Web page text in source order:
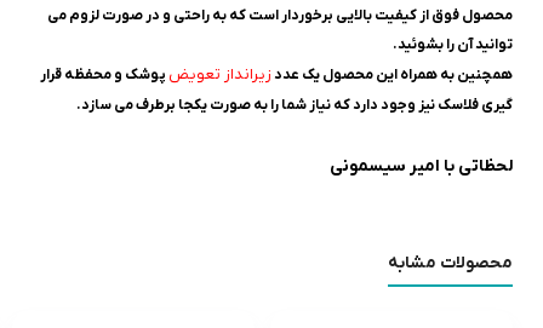
محصول فوق از کیفیت بالایی برخوردار است که به راحتی و در صورت لزوم می
توانید آن را بشوئید.
همچنین به همراه این محصول یک عدد زیرانداز تعویض پوشک و محفظه قرار
گیری فلاسک نیز وجود دارد که نیاز شما را به صورت یکجا برطرف می سازد.
لحظاتی با امیر سیسمونی
محصولات مشابه